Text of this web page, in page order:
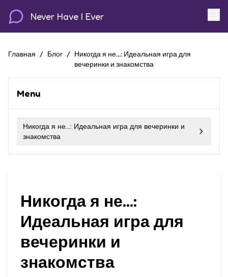
Never Have I Ever
Главная / Блог / Никогда я не...: Идеальная игра для
вечеринки и знакомства
Menu
Никогда я не...: Идеальная игра для вечеринки и
знакомства
Никогда я не...:
Идеальная игра для
вечеринки и
знакомства